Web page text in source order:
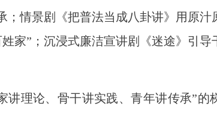
情景剧《把普法当成八卦讲》用原汁
家”；沉浸式廉洁宣讲剧《迷途》引导
理论、骨干讲实践、青年讲传承”的